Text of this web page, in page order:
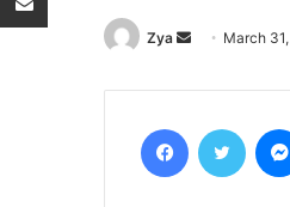
Zya
Send
email
March